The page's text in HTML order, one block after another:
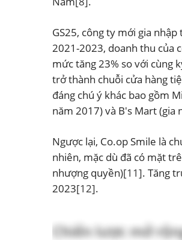
GS25, công ty mới gia
2021-2023, doanh thu của
mức tăng 23% so với cùng
trở thành chuỗi cửa hàng
đáng chú ý khác bao gồm
năm 2017) và B's Mart (gia
Ngược lại, Co.op Smile là
nhiên, mặc dù đã có mặt
nhượng quyền)[11]. Tăng
2023[12].
Chiến lược mở